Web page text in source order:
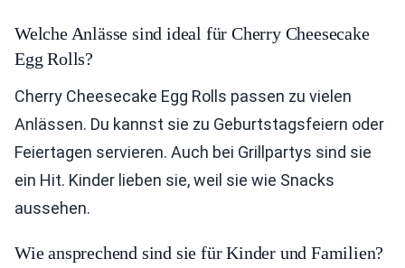
Welche Anlässe sind ideal für Cherry Cheesecake
Egg Rolls?
Cherry Cheesecake Egg Rolls passen zu vielen
Anlässen. Du kannst sie zu Geburtstagsfeiern oder
Feiertagen servieren. Auch bei Grillpartys sind sie
ein Hit. Kinder lieben sie, weil sie wie Snacks
aussehen.
Wie ansprechend sind sie für Kinder und Familien?